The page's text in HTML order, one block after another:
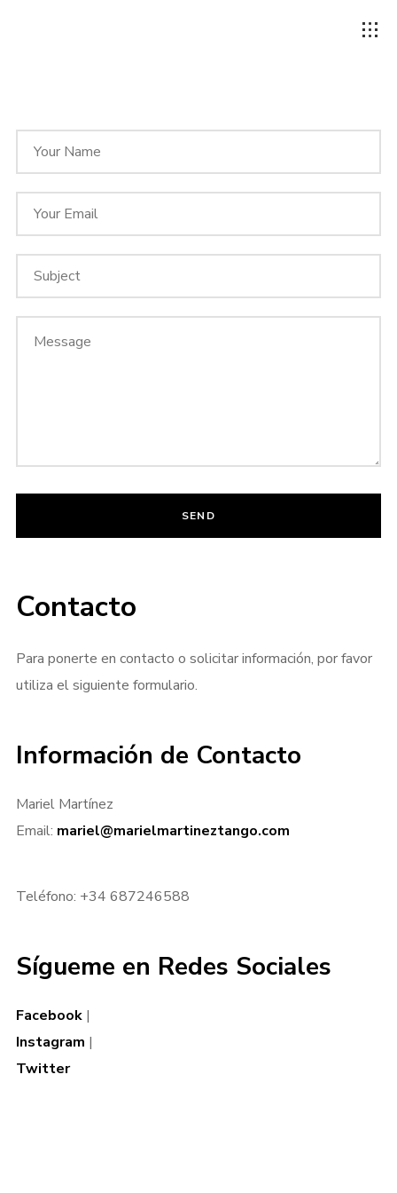
Username or email address*
Remember me
Contacto
Para ponerte en contacto o solicitar información, por favor
utiliza el siguiente formulario.
Información de Contacto
Mariel Martínez
Email: mariel@marielmartineztango.com
Teléfono: +34 687246588
Sígueme en Redes Sociales
Facebook|
Instagram |
Twitter